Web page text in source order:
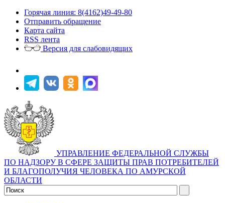
Горячая линия: 8(4162)49-49-80
Отправить обращение
Карта сайта
RSS лента
Версия для слабовидящих
УПРАВЛЕНИЕ ФЕДЕРАЛЬНОЙ СЛУЖБЫ
ПО НАДЗОРУ В СФЕРЕ ЗАЩИТЫ ПРАВ ПОТРЕБИТЕЛЕЙ
И БЛАГОПОЛУЧИЯ ЧЕЛОВЕКА ПО АМУРСКОЙ
ОБЛАСТИ